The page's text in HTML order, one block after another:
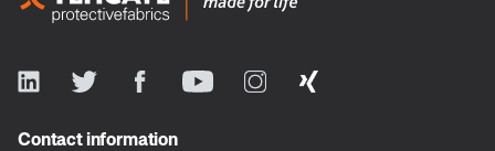
Contact information